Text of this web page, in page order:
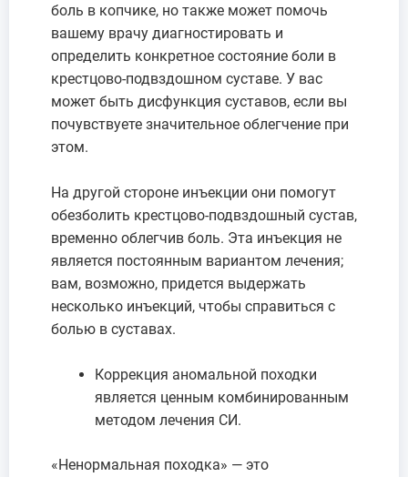
боль в копчике, но также может помочь
вашему врачу диагностировать и
определить конкретное состояние боли в
крестцово-подвздошном суставе. У вас
может быть дисфункция суставов, если вы
почувствуете значительное облегчение при
этом.
На другой стороне инъекции они помогут
обезболить крестцово-подвздошный сустав,
временно облегчив боль. Эта инъекция не
является постоянным вариантом лечения;
вам, возможно, придется выдержать
несколько инъекций, чтобы справиться с
болью в суставах.
Коррекция аномальной походки
является ценным комбинированным
методом лечения СИ.
«Ненормальная походка» — это